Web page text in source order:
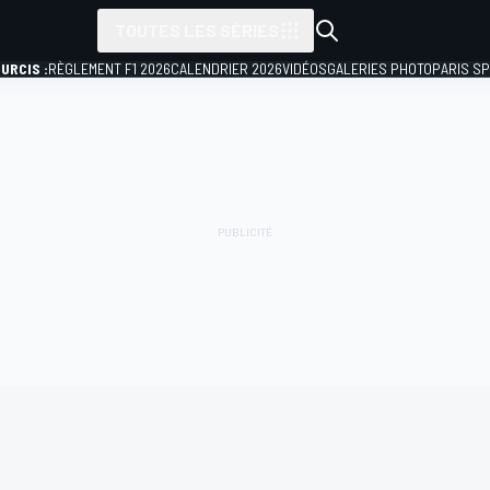
:RÈGLEMENT F1 2026CALENDRIER 2026VIDÉOSGALERIES PHOTOPARIS